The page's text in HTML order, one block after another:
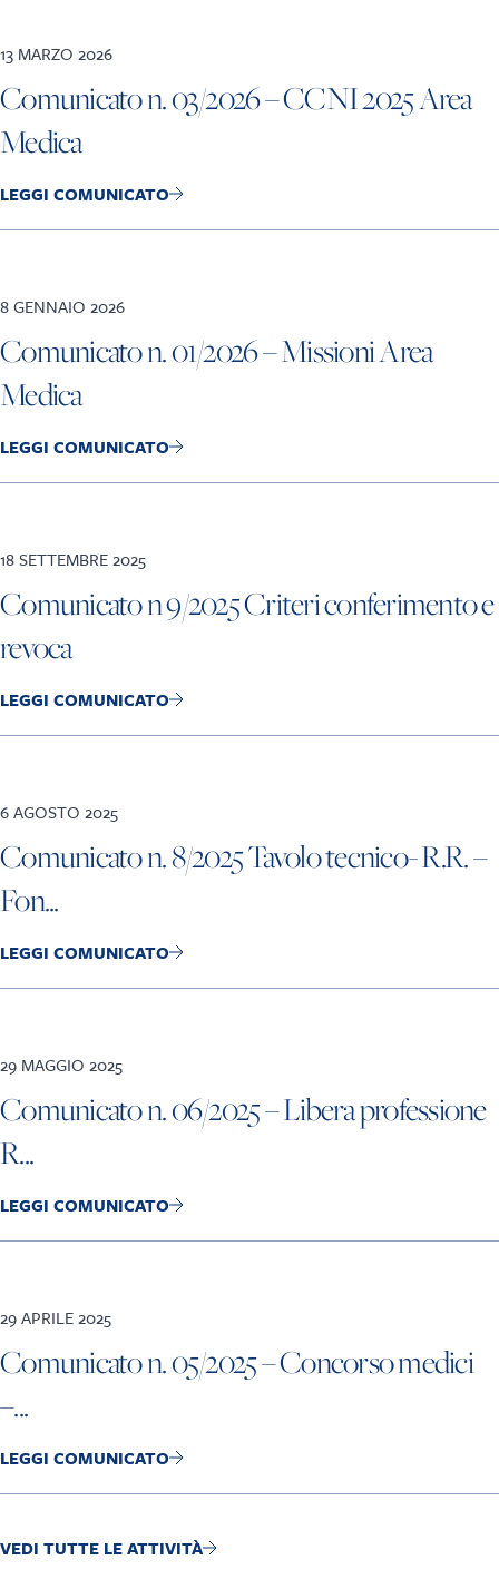
13 MARZO 2026
Comunicato n. 03/2026 – CCNI 2025 Area
Medica
LEGGI COMUNICATO
8 GENNAIO 2026
Comunicato n. 01/2026 – Missioni Area
Medica
LEGGI COMUNICATO
18 SETTEMBRE 2025
Comunicato n 9/2025 Criteri conferimento e
revoca
LEGGI COMUNICATO
6 AGOSTO 2025
Comunicato n. 8/2025 Tavolo tecnico- R.R. –
Fon...
LEGGI COMUNICATO
29 MAGGIO 2025
Comunicato n. 06/2025 – Libera professione
R...
LEGGI COMUNICATO
29 APRILE 2025
Comunicato n. 05/2025 – Concorso medici
–...
LEGGI COMUNICATO
VEDI TUTTE LE ATTIVITÀ